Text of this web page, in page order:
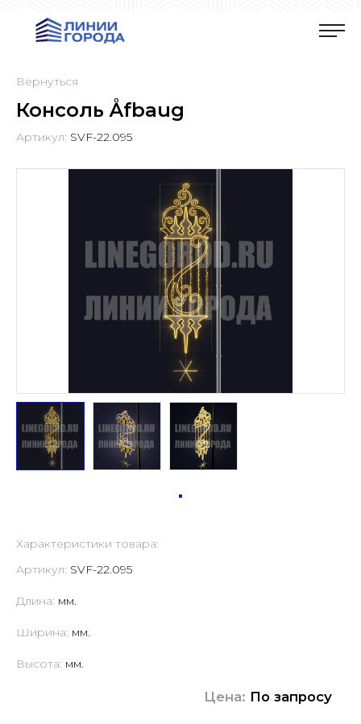
Вернуться
Консоль Åfbaug
Артикул: SVF-22.095
Характеристики товара:
Артикул: SVF-22.095
Длина: мм.
Ширина: мм.
Высота: мм.
Цена: По запросу